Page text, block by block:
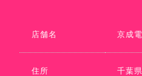
店舗名 京成
住所 千葉